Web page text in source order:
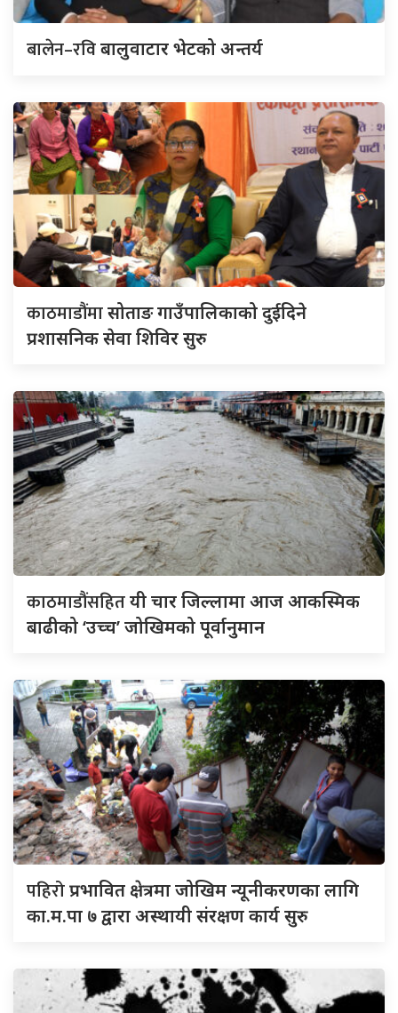
बालेन–रविबालुवाटार भेटको अन्तर्य
काठमाडौंमासोताङ गाउँपालिकाको दुईदिने
प्रशासनिक सेवा शिविर सुरु
काठमाडौंसहितयी चार जिल्लामा आज आकस्मिक
बाढीको ‘उच्च’ जोखिमको पूर्वानुमान
पहिरोप्रभावित क्षेत्रमा जोखिम न्यूनीकरणका लागि
का.म.पा ७ द्वारा अस्थायी संरक्षण कार्य सुरु